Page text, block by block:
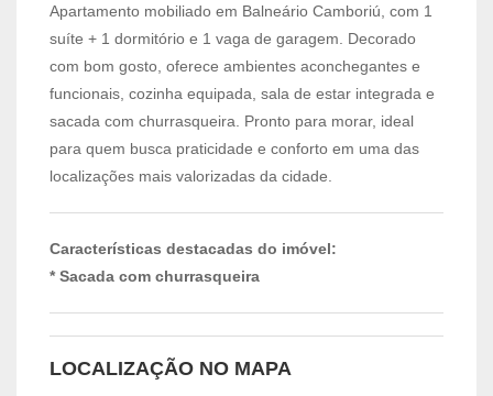
Apartamento mobiliado em Balneário Camboriú, com 1
suíte + 1 dormitório e 1 vaga de garagem. Decorado
com bom gosto, oferece ambientes aconchegantes e
funcionais, cozinha equipada, sala de estar integrada e
sacada com churrasqueira. Pronto para morar, ideal
para quem busca praticidade e conforto em uma das
localizações mais valorizadas da cidade.
Características destacadas do imóvel:
* Sacada com churrasqueira
LOCALIZAÇÃO NO MAPA